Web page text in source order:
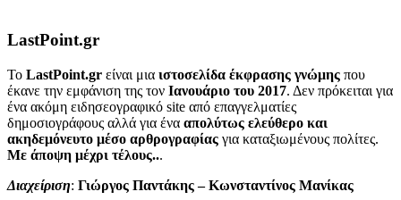
LastPoint.gr
To LastPoint.gr είναι μια ιστοσελίδα έκφρασης γνώμης που
έκανε την εμφάνιση της τον Ιανουάριο του 2017. Δεν πρόκειται για
ένα ακόμη ειδησεογραφικό site από επαγγελματίες
δημοσιογράφους αλλά για ένα απολύτως ελεύθερο και
ακηδεμόνευτο μέσο αρθρογραφίας για καταξιωμένους πολίτες.
Με άποψη μέχρι τέλους...
Διαχείριση: Γιώργος Παντάκης – Κωνσταντίνος Μανίκας